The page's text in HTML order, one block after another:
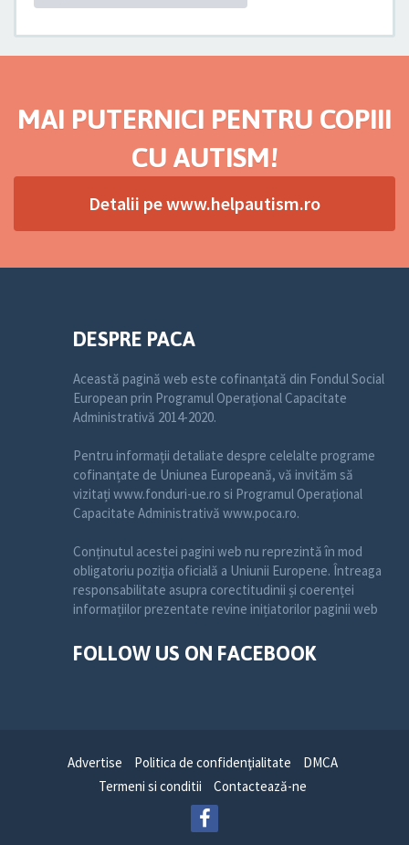
MAI PUTERNICI PENTRU COPIII
CU AUTISM!
Detalii pe www.helpautism.ro
DESPRE PACA
Această pagină web este cofinanțată din Fondul Social
European prin Programul Operațional Capacitate
Administrativă 2014-2020.
Pentru informații detaliate despre celelalte programe
cofinanțate de Uniunea Europeană, vă invităm să
vizitați www.fonduri-ue.ro si Programul Operațional
Capacitate Administrativă www.poca.ro.
Conținutul acestei pagini web nu reprezintă în mod
obligatoriu poziția oficială a Uniunii Europene. Întreaga
responsabilitate asupra corectitudinii și coerenței
informațiilor prezentate revine inițiatorilor paginii web
FOLLOW US ON FACEBOOK
Advertise Politica de confidenţialitate
DMCA
Termeni si conditii
Contactează-ne